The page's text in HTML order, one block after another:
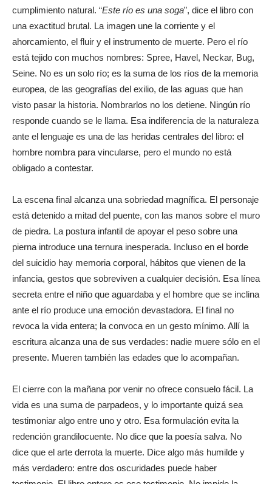
cumplimiento natural. “Este río es una soga”, dice el libro con
una exactitud brutal. La imagen une la corriente y el
ahorcamiento, el fluir y el instrumento de muerte. Pero el río
está tejido con muchos nombres: Spree, Havel, Neckar, Bug,
Seine. No es un solo río; es la suma de los ríos de la memoria
europea, de las geografías del exilio, de las aguas que han
visto pasar la historia. Nombrarlos no los detiene. Ningún río
responde cuando se le llama. Esa indiferencia de la naturaleza
ante el lenguaje es una de las heridas centrales del libro: el
hombre nombra para vincularse, pero el mundo no está
obligado a contestar.
La escena final alcanza una sobriedad magnífica. El personaje
está detenido a mitad del puente, con las manos sobre el muro
de piedra. La postura infantil de apoyar el peso sobre una
pierna introduce una ternura inesperada. Incluso en el borde
del suicidio hay memoria corporal, hábitos que vienen de la
infancia, gestos que sobreviven a cualquier decisión. Esa línea
secreta entre el niño que aguardaba y el hombre que se inclina
ante el río produce una emoción devastadora. El final no
revoca la vida entera; la convoca en un gesto mínimo. Allí la
escritura alcanza una de sus verdades: nadie muere sólo en el
presente. Mueren también las edades que lo acompañan.
El cierre con la mañana por venir no ofrece consuelo fácil. La
vida es una suma de parpadeos, y lo importante quizá sea
testimoniar algo entre uno y otro. Esa formulación evita la
redención grandilocuente. No dice que la poesía salva. No
dice que el arte derrota la muerte. Dice algo más humilde y
más verdadero: entre dos oscuridades puede haber